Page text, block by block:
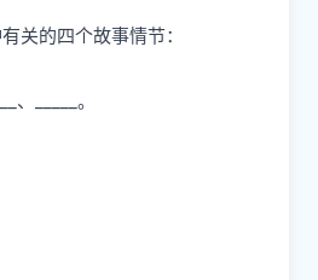
关的四个故事情节：
、 。